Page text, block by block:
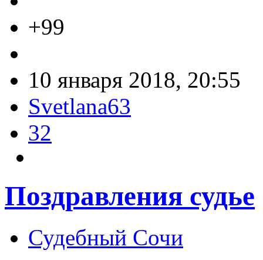
+99
10 января 2018, 20:55
Svetlana63
32
Поздравления судье
Судебный Сочи